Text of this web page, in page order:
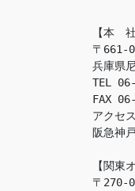
【本　社
〒661-
兵庫県
TEL
FAX
アクセ
阪急神
【関東
〒270-